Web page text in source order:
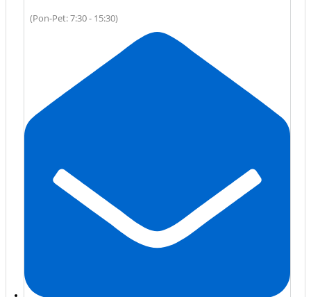
(Pon-Pet: 7:30 - 15:30)